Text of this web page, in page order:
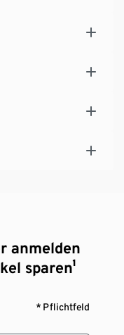
anmelden
sparen¹
* Pflichtfeld